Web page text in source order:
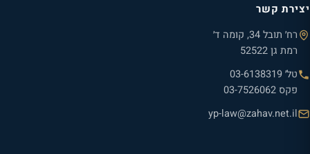
יצירת קשר
רח׳ תובל 34, קומה ד׳
רמת גן 52522
טל׳03-6138319
פקס03-7526062
yp-law@zahav.net.il